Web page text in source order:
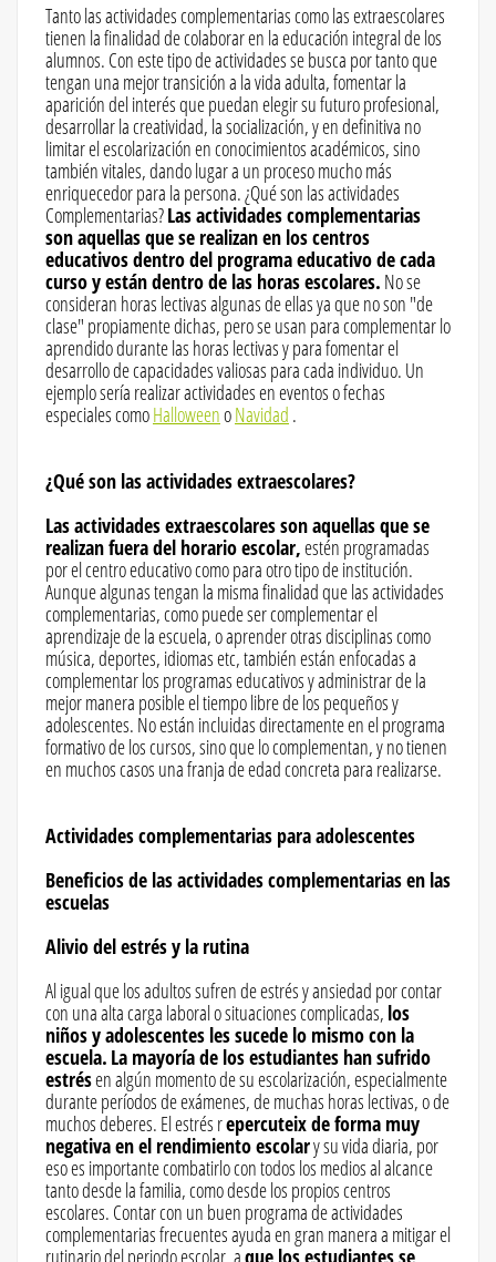
Tanto las actividades complementarias como las extraescolares
tienen la finalidad de colaborar en la educación integral de los
alumnos. Con este tipo de actividades se busca por tanto que
tengan una mejor transición a la vida adulta, fomentar la
aparición del interés que puedan elegir su futuro profesional,
desarrollar la creatividad, la socialización, y en definitiva no
limitar el escolarización en conocimientos académicos, sino
también vitales, dando lugar a un proceso mucho más
enriquecedor para la persona. ¿Qué son las actividades
Complementarias?Las actividades complementarias
son aquellas que se realizan en los centros
educativos dentro del programa educativo de cada
curso y están dentro de las horas escolares. No se
consideran horas lectivas algunas de ellas ya que no son "de
clase" propiamente dichas, pero se usan para complementar lo
aprendido durante las horas lectivas y para fomentar el
desarrollo de capacidades valiosas para cada individuo. Un
ejemplo sería realizar actividades en eventos o fechas
especiales comoHalloweenoNavidad .
¿Qué son las actividades extraescolares?
Las actividades extraescolares son aquellas que se
realizan fuera del horario escolar,estén programadas
por el centro educativo como para otro tipo de institución.
Aunque algunas tengan la misma finalidad que las actividades
complementarias, como puede ser complementar el
aprendizaje de la escuela, o aprender otras disciplinas como
música, deportes, idiomas etc, también están enfocadas a
complementar los programas educativos y administrar de la
mejor manera posible el tiempo libre de los pequeños y
adolescentes. No están incluidas directamente en el programa
formativo de los cursos, sino que lo complementan, y no tienen
en muchos casos una franja de edad concreta para realizarse.
Actividades complementarias para adolescentes
Beneficios de las actividades complementarias en las
escuelas
Alivio del estrés y la rutina
Al igual que los adultos sufren de estrés y ansiedad por contar
con una alta carga laboral o situaciones complicadas, los
niños y adolescentes les sucede lo mismo con la
escuela. La mayoría de los estudiantes han sufrido
estrésen algún momento de su escolarización, especialmente
durante períodos de exámenes, de muchas horas lectivas, o de
muchos deberes. El estrés repercuteix de forma muy
negativa en el rendimiento escolary su vida diaria, por
eso es importante combatirlo con todos los medios al alcance
tanto desde la familia, como desde los propios centros
escolares. Contar con un buen programa de actividades
complementarias frecuentes ayuda en gran manera a mitigar el
rutinario del periodo escolar, aque los estudiantes se